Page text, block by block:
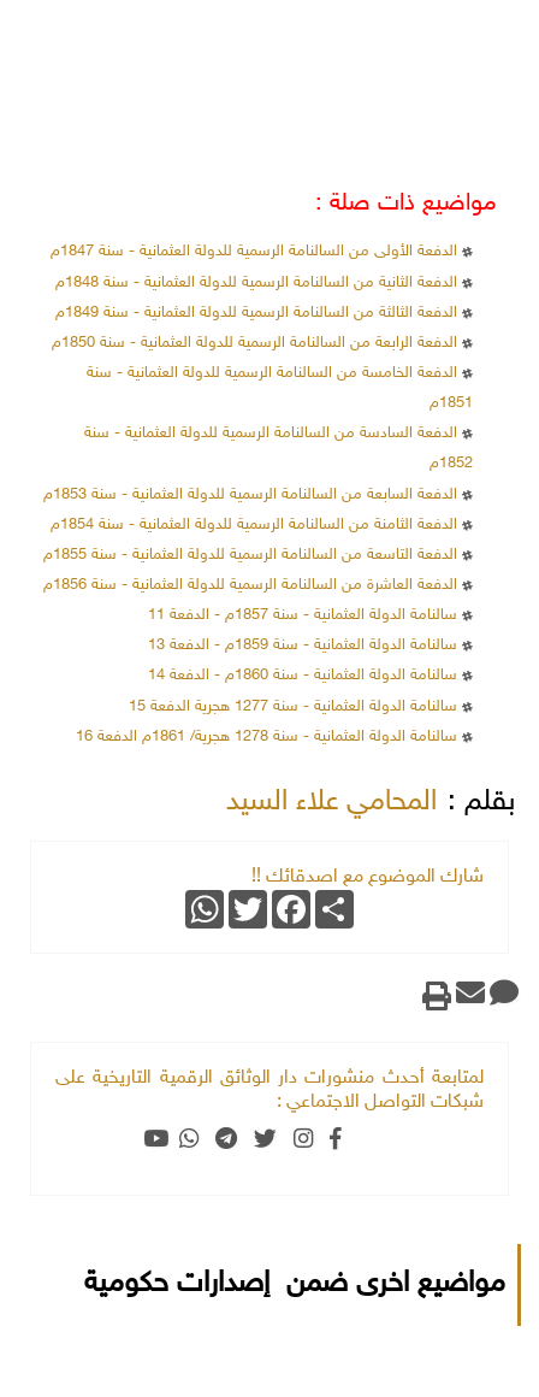
مواضيع ذات صلة :
الدفعة الأولى من السالنامة الرسمية للدولة العثمانية - سنة 1847م
الدفعة الثانية من السالنامة الرسمية للدولة العثمانية - سنة 1848م
الدفعة الثالثة من السالنامة الرسمية للدولة العثمانية - سنة 1849م
الدفعة الرابعة من السالنامة الرسمية للدولة العثمانية - سنة 1850م
الدفعة الخامسة من السالنامة الرسمية للدولة العثمانية - سنة
1851م
الدفعة السادسة من السالنامة الرسمية للدولة العثمانية - سنة
1852م
الدفعة السابعة من السالنامة الرسمية للدولة العثمانية - سنة 1853م
الدفعة الثامنة من السالنامة الرسمية للدولة العثمانية - سنة 1854م
الدفعة التاسعة من السالنامة الرسمية للدولة العثمانية - سنة 1855م
الدفعة العاشرة من السالنامة الرسمية للدولة العثمانية - سنة 1856م
سالنامة الدولة العثمانية - سنة 1857م - الدفعة 11
سالنامة الدولة العثمانية - سنة 1859م - الدفعة 13
سالنامة الدولة العثمانية - سنة 1860م - الدفعة 14
سالنامة الدولة العثمانية - سنة 1277 هجرية الدفعة 15
سالنامة الدولة العثمانية - سنة 1278 هجرية/ 1861م الدفعة 16
بقلم : المحامي علاء السيد
شارك الموضوع مع اصدقائك !!
Share
Facebook
Twitter
WhatsApp
لمتابعة أحدث منشورات دار الوثائق الرقمية التاريخية على
شبكات التواصل الاجتماعي :
مواضيع اخرى ضمن إصدارات حكومية